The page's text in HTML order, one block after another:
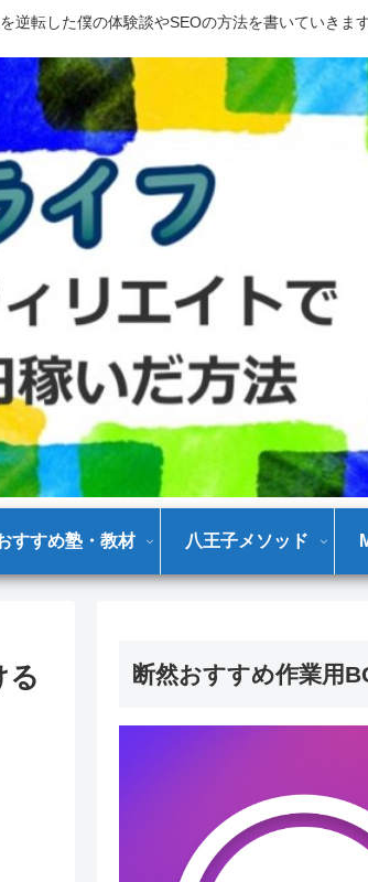
転した僕の体験談やSEOの方法を書いていきます
すすめ塾・教材 八王子メソッド
る
断然おすすめ作業用